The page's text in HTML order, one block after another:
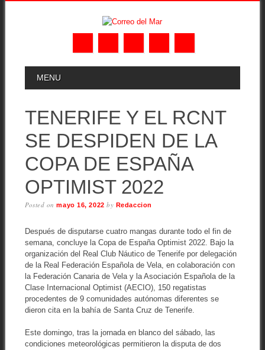
MAIN MENU
MENU
TENERIFE Y EL RCNT
SE DESPIDEN DE LA
COPA DE ESPAÑA
OPTIMIST 2022
Posted onmayo 16, 2022 by Redaccion
Después de disputarse cuatro mangas durante todo el fin de
semana, concluye la Copa de España Optimist 2022. Bajo la
organización del Real Club Náutico de Tenerife por delegación
de la Real Federación Española de Vela, en colaboración con
la Federación Canaria de Vela y la Asociación Española de la
Clase Internacional Optimist (AECIO), 150 regatistas
procedentes de 9 comunidades autónomas diferentes se
dieron cita en la bahía de Santa Cruz de Tenerife.
Este domingo, tras la jornada en blanco del sábado, las
condiciones meteorológicas permitieron la disputa de dos